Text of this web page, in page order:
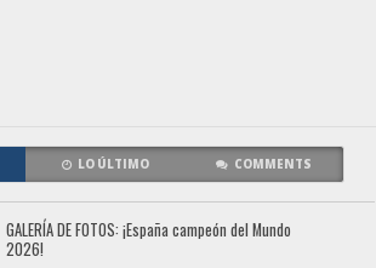
LO ÚLTIMO COMMENTS
GALERÍA DE FOTOS: ¡España campeón del Mundo
2026!